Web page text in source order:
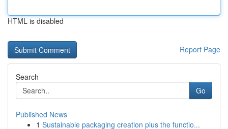
HTML is disabled
Report Page
Search
Go
Published News
1 Sustainable packaging creation plus the functio...